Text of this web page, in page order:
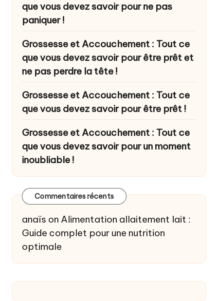
que vous devez savoir pour ne pas
paniquer !
Grossesse et Accouchement : Tout ce
que vous devez savoir pour être prêt et
ne pas perdre la tête !
Grossesse et Accouchement : Tout ce
que vous devez savoir pour être prêt !
Grossesse et Accouchement : Tout ce
que vous devez savoir pour un moment
inoubliable !
Commentaires récents
anaïs on Alimentation allaitement lait :
Guide complet pour une nutrition
optimale